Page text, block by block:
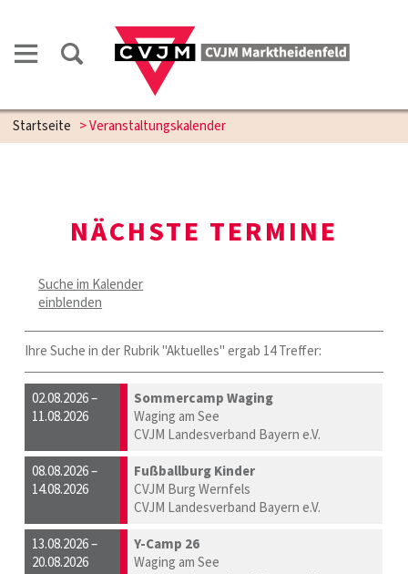
Startseite > Veranstaltungskalender
NÄCHSTE TERMINE
Suche im Kalender
einblenden
Ihre Suche in der Rubrik "Aktuelles" ergab 14 Treffer:
02.08.2026 –
11.08.2026
Sommercamp Waging
Waging am See
CVJM Landesverband Bayern e.V.
08.08.2026 –
14.08.2026
Fußballburg Kinder
CVJM Burg Wernfels
CVJM Landesverband Bayern e.V.
13.08.2026 –
20.08.2026
Y-Camp 26
Waging am See